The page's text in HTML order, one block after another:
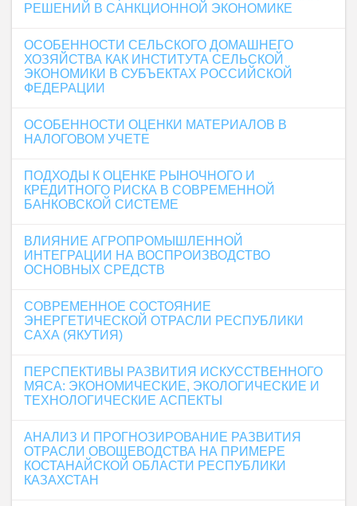
РЕШЕНИЙ В САНКЦИОННОЙ ЭКОНОМИКЕ
ОСОБЕННОСТИ СЕЛЬСКОГО ДОМАШНЕГО
ХОЗЯЙСТВА КАК ИНСТИТУТА СЕЛЬСКОЙ
ЭКОНОМИКИ В СУБЪЕКТАХ РОССИЙСКОЙ
ФЕДЕРАЦИИ
ОСОБЕННОСТИ ОЦЕНКИ МАТЕРИАЛОВ В
НАЛОГОВОМ УЧЕТЕ
ПОДХОДЫ К ОЦЕНКЕ РЫНОЧНОГО И
КРЕДИТНОГО РИСКА В СОВРЕМЕННОЙ
БАНКОВСКОЙ СИСТЕМЕ
ВЛИЯНИЕ АГРОПРОМЫШЛЕННОЙ
ИНТЕГРАЦИИ НА ВОСПРОИЗВОДСТВО
ОСНОВНЫХ СРЕДСТВ
СОВРЕМЕННОЕ СОСТОЯНИЕ
ЭНЕРГЕТИЧЕСКОЙ ОТРАСЛИ РЕСПУБЛИКИ
САХА (ЯКУТИЯ)
ПЕРСПЕКТИВЫ РАЗВИТИЯ ИСКУССТВЕННОГО
МЯСА: ЭКОНОМИЧЕСКИЕ, ЭКОЛОГИЧЕСКИЕ И
ТЕХНОЛОГИЧЕСКИЕ АСПЕКТЫ
АНАЛИЗ И ПРОГНОЗИРОВАНИЕ РАЗВИТИЯ
ОТРАСЛИ ОВОЩЕВОДСТВА НА ПРИМЕРЕ
КОСТАНАЙСКОЙ ОБЛАСТИ РЕСПУБЛИКИ
КАЗАХСТАН